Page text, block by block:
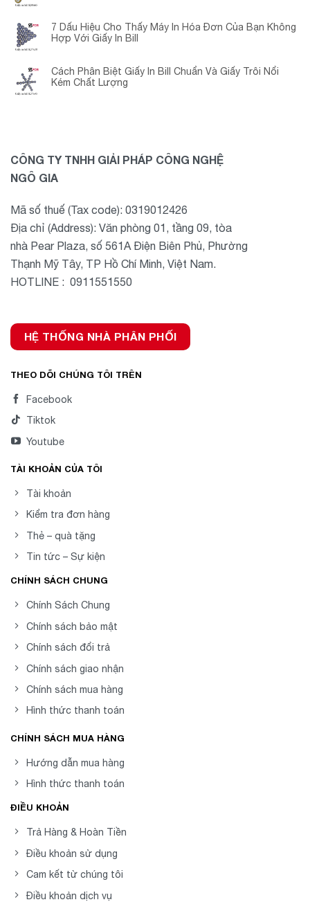
7 Dấu Hiệu Cho Thấy Máy In Hóa Đơn Của Bạn Không
Hợp Với Giấy In Bill
Cách Phân Biệt Giấy In Bill Chuẩn Và Giấy Trôi Nổi
Kém Chất Lượng
CÔNG TY TNHH GIẢI PHÁP CÔNG NGHỆ
NGÔ GIA
Mã số thuế (Tax code): 0319012426
Địa chỉ (Address): Văn phòng 01, tầng 09, tòa
nhà Pear Plaza, số 561A Điện Biên Phủ, Phường
Thạnh Mỹ Tây, TP Hồ Chí Minh, Việt Nam.
HOTLINE : 0911551550
HỆ THỐNG NHÀ PHÂN PHỐI
THEO DÕI CHÚNG TÔI TRÊN
Facebook
Tiktok
Youtube
TÀI KHOẢN CỦA TÔI
Tài khoản
Kiểm tra đơn hàng
Thẻ – quà tặng
Tin tức – Sự kiện
CHÍNH SÁCH CHUNG
Chính Sách Chung
Chính sách bảo mật
Chính sách đổi trả
Chính sách giao nhận
Chính sách mua hàng
Hình thức thanh toán
CHÍNH SÁCH MUA HÀNG
Hướng dẫn mua hàng
Hình thức thanh toán
ĐIỀU KHOẢN
Trả Hàng & Hoàn Tiền
Điều khoản sử dụng
Cam kết từ chúng tôi
Điều khoản dịch vụ